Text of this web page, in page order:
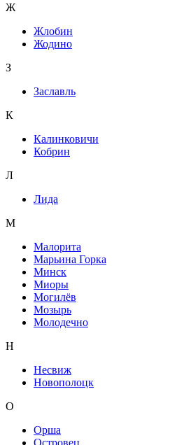
Ж
Жлобин
Жодино
З
Заславль
К
Калинковичи
Кобрин
Л
Лида
М
Малорита
Марьина Горка
Минск
Миоры
Могилёв
Мозырь
Молодечно
Н
Несвиж
Новополоцк
О
Орша
Островец